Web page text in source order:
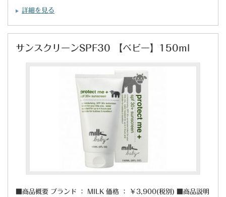
詳細を見る
サンスクリーンSPF30 【ベビー】150ml
■商品概要 ブランド ： MILK 価格 ： ￥3,900(税別) ■商品説明